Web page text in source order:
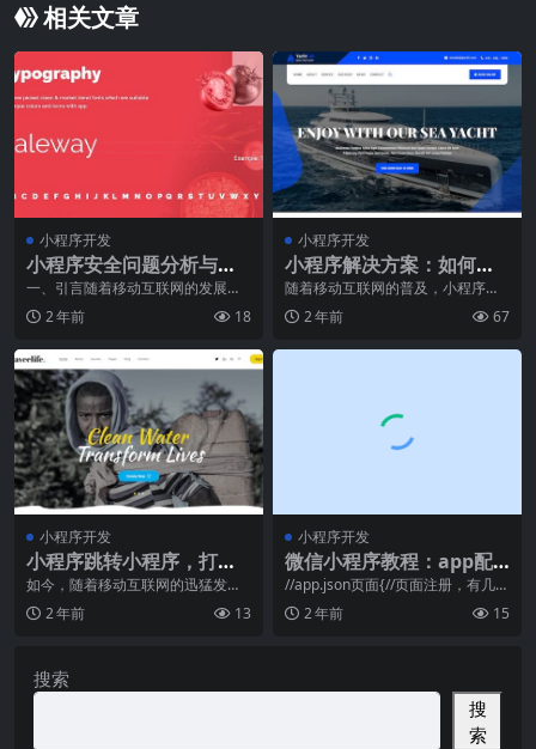
相关文章
小程序开发
小程序安全问题分析与解
决方案！保障用户信息安
全！
一、引言随着移动互联网的发展和
智能手机的普及，小程序作为一种
轻量级应用形式，逐渐
2 年前 18
小程序开发
小程序解决方案：如何优
化小程序的加载速度
随着移动互联网的普及，小程序已
经成为了人们日常生活中不可或缺
的一部分。然而，许多
2 年前 67
小程序开发
小程序跳转小程序，打造
全新的用户体验！
如今，随着移动互联网的迅猛发展
和智能手机的普及，手机应用程序
已经成为人们日常生活
2 年前 13
小程序开发
微信小程序教程：app配
置指南
//app.json页面{//页面注册，有几个
页面都要在pages里面注册"pa
2 年前 15
搜索
搜
索